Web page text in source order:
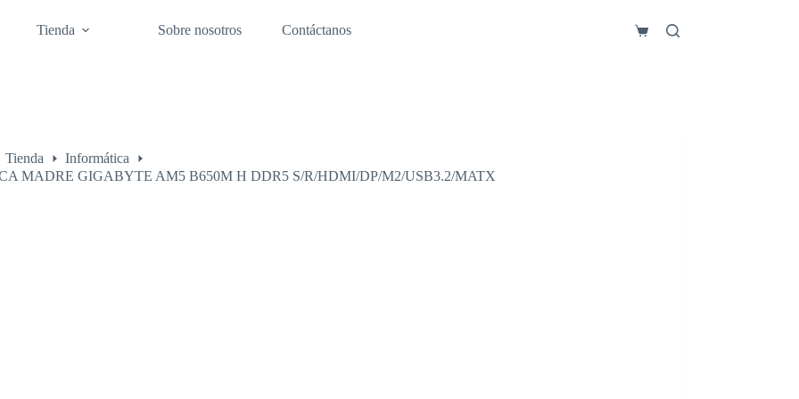
Tienda Sobre nosotros Contáctanos
Carro
Tienda
Informática
MADRE GIGABYTE AM5 B650M H DDR5 S/R/HDMI/DP/M2/USB3.2/MATX